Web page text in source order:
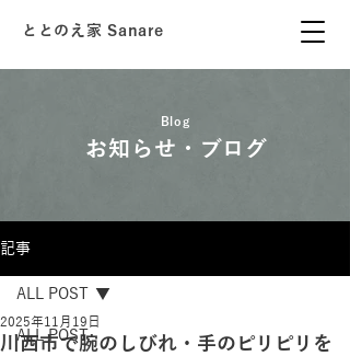
ととのえ家 Sanare
Blog
お知らせ・ブログ
記事
ALL POST
ALL POST
川西市で腕のしびれ・手のピリピリを
2025年11月19日